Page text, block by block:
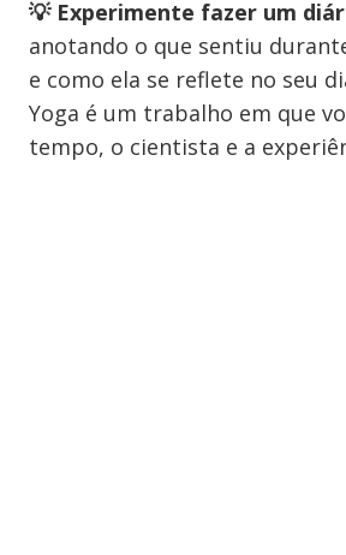
💡 Experimente fazer um
anotando o que sentiu
e como ela se reflete no seu
Yoga é um trabalho em que
tempo, o cientista e a